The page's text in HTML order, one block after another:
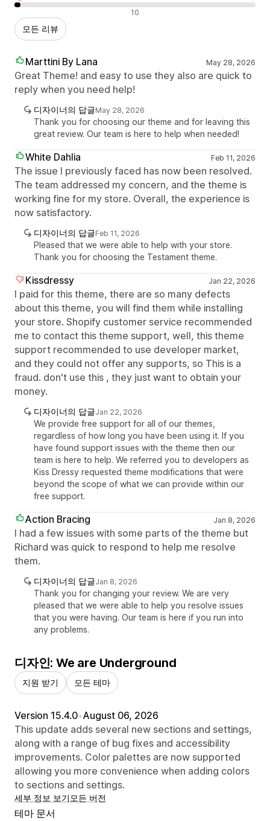
부정적인 리뷰 10
모든 리뷰
Marttini By Lana May 28, 2026
Great Theme! and easy to use they also are quick to
reply when you need help!
디자이너의 답글May 28, 2026
Thank you for choosing our theme and for leaving this
great review. Our team is here to help when needed!
White Dahlia Feb 11, 2026
The issue I previously faced has now been resolved.
The team addressed my concern, and the theme is
working fine for my store. Overall, the experience is
now satisfactory.
디자이너의 답글Feb 11, 2026
Pleased that we were able to help with your store.
Thank you for choosing the Testament theme.
Kissdressy Jan 22, 2026
I paid for this theme, there are so many defects
about this theme, you will find them while installing
your store. Shopify customer service recommended
me to contact this theme support, well, this theme
support recommended to use developer market,
and they could not offer any supports, so This is a
fraud. don't use this , they just want to obtain your
money.
디자이너의 답글Jan 22, 2026
We provide free support for all of our themes,
regardless of how long you have been using it. If you
have found support issues with the theme then our
team is here to help. We referred you to developers as
Kiss Dressy requested theme modifications that were
beyond the scope of what we can provide within our
free support.
Action Bracing Jan 8, 2026
I had a few issues with some parts of the theme but
Richard was quick to respond to help me resolve
them.
디자이너의 답글Jan 8, 2026
Thank you for changing your review. We are very
pleased that we were able to help you resolve issues
that you were having. Our team is here if you run into
any problems.
디자인: We are Underground
지원 받기 모든 테마
Version 15.4.0•August 06, 2026
This update adds several new sections and settings,
along with a range of bug fixes and accessibility
improvements. Color palettes are now supported
allowing you more convenience when adding colors
to sections and settings.
세부 정보 보기 모든 버전
테마 문서